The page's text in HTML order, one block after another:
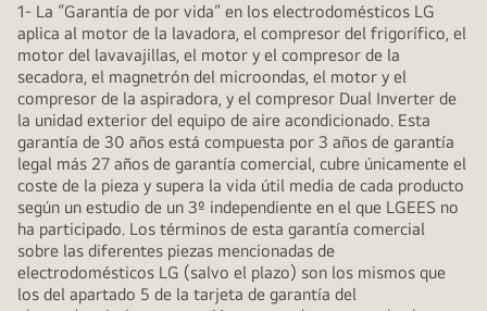
1- La “Garantía de por vida” en los electrodomésticos LG
aplica al motor de la lavadora, el compresor del frigorífico, el
motor del lavavajillas, el motor y el compresor de la
secadora, el magnetrón del microondas, el motor y el
compresor de la aspiradora, y el compresor Dual Inverter de
la unidad exterior del equipo de aire acondicionado. Esta
garantía de 30 años está compuesta por 3 años de garantía
legal más 27 años de garantía comercial, cubre únicamente el
coste de la pieza y supera la vida útil media de cada producto
según un estudio de un 3º independiente en el que LGEES no
ha participado. Los términos de esta garantía comercial
sobre las diferentes piezas mencionadas de
electrodomésticos LG (salvo el plazo) son los mismos que
los del apartado 5 de la tarjeta de garantía del